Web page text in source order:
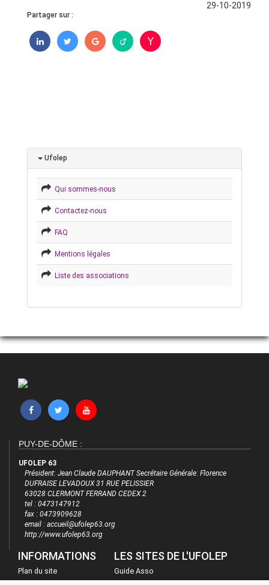
29-10-2019
Partager sur :
Ufolep
Qui sommes-nous
Contactez-nous
FAQ
Mentions légales
Liste des associations
PUY-DE-DÔME :
UFOLEP 63
Président: Jean Claude DAUPHANT Secrétaire Générale: Florence
DUFRAISE LEVADOUX 31 RUE PELISSIER
63028 CLERMONT FERRAND CEDEX 2
tel : 0473147912
fax : 0473909628
email : accueil@ufolep63.org
http://www.ufolep63.org
INFORMATIONS
Plan du site
LES SITES DE L'UFOLEP
Guide Asso